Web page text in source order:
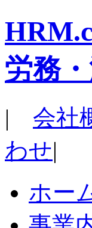
労務
| 会社
わせ|
ホー